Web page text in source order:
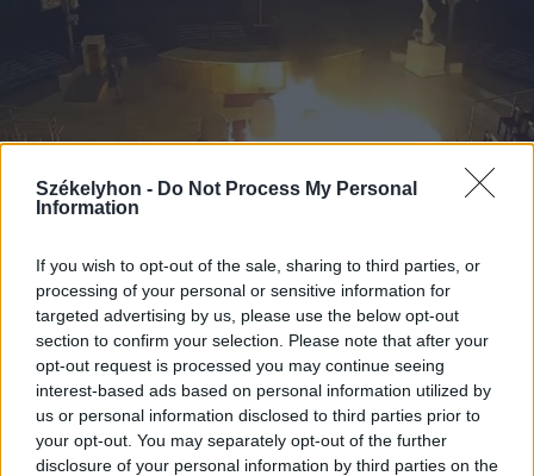
Székelyhon - Do Not Process My Personal
Information
If you wish to opt-out of the sale, sharing to third parties, or
processing of your personal or sensitive information for
targeted advertising by us, please use the below opt-out
section to confirm your selection. Please note that after your
opt-out request is processed you may continue seeing
interest-based ads based on personal information utilized by
us or personal information disclosed to third parties prior to
your opt-out. You may separately opt-out of the further
disclosure of your personal information by third parties on the
2026. július 28., kedd
Szentségtörő üzenetek és
vandalizmus a medjugorjei Mária-
szobornál – térfigyelő rögzítette a
gyújtogatást